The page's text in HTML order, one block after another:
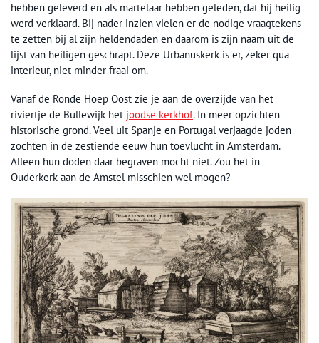
hebben geleverd en als martelaar hebben geleden, dat hij heilig
werd verklaard. Bij nader inzien vielen er de nodige vraagtekens
te zetten bij al zijn heldendaden en daarom is zijn naam uit de
lijst van heiligen geschrapt. Deze Urbanuskerk is er, zeker qua
interieur, niet minder fraai om.
Vanaf de Ronde Hoep Oost zie je aan de overzijde van het
riviertje de Bullewijk het joodse kerkhof. In meer opzichten
historische grond. Veel uit Spanje en Portugal verjaagde joden
zochten in de zestiende eeuw hun toevlucht in Amsterdam.
Alleen hun doden daar begraven mocht niet. Zou het in
Ouderkerk aan de Amstel misschien wel mogen?